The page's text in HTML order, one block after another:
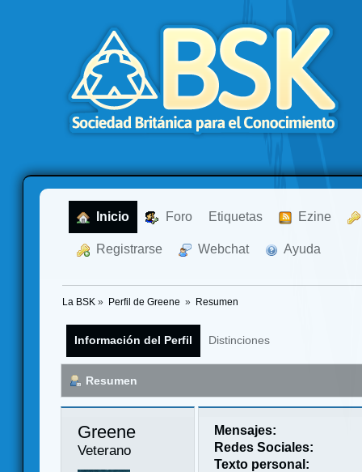
Inicio Foro Etiquetas Ezine
Registrarse Webchat Ayuda
La BSK » Perfil de Greene » Resumen
Información del Perfil Distinciones
Resumen
Greene
Veterano
Mensajes:
Redes Sociales:
Texto personal: